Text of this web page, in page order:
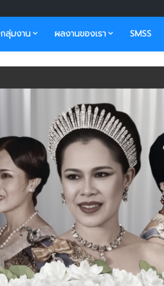
กลุ่มงาน ผลงานของเรา SMSS